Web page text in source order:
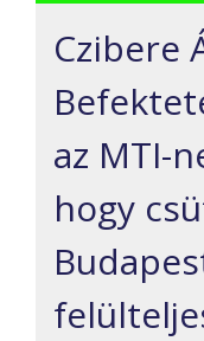
Czibere
az MTI-
hogy